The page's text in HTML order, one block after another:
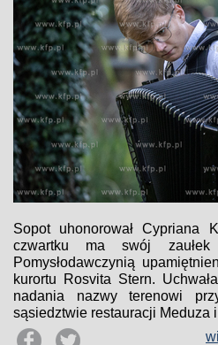
Sopot uhonorował Cypriana
czwartku ma swój
Pomysłodawczynią
kurortu Rosvita Stern.
nadania nazwy terenowi
sąsiedztwie restauracji Meduza